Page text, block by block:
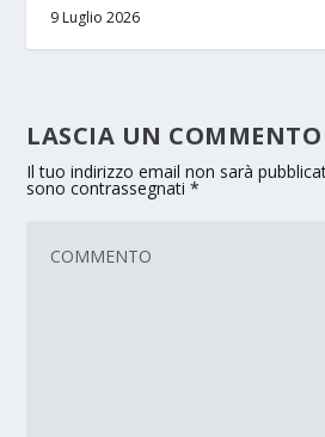
9 Luglio 2026
LASCIA UN COMMENTO
Il tuo indirizzo email non sarà
sono contrassegnati*